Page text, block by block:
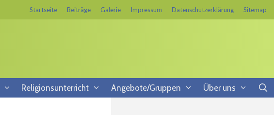
Startseite Beiträge Galerie Impressum Datenschutzerklärung Sitemap
Religionsunterricht Angebote/Gruppen Über uns